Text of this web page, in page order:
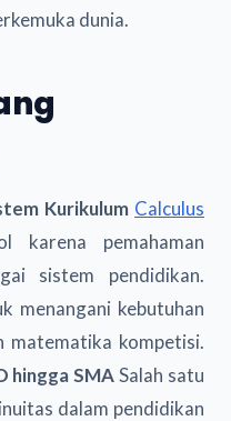
dunia.
Kurikulum Calculus
karena pemahaman
sistem pendidikan.
menangani kebutuhan
matematika kompetisi.
hingga SMASalah satu
dalam pendidikan